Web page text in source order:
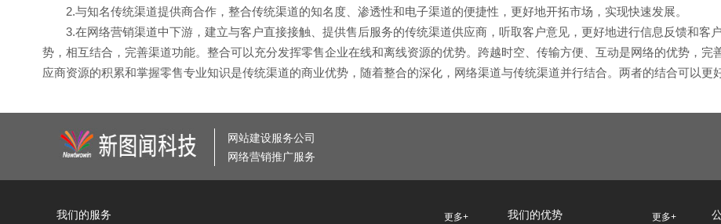
2.与知名传统渠道提供商合作，整合传统渠道的知名度、渗透性和电子渠道的便捷性，更好地开拓市场，实现快速发展。
3.在网络营销渠道中下游，建立与客户直接接触、提供售后服务的传统渠道供应商，听取客户意见，更好地进行信息反馈和客
势，相互结合，完善渠道功能。整合可以充分发挥零售企业在线和离线资源的优势。跨越时空、传输方便、互动是网络的优势，
应商资源的积累和掌握零售专业知识是传统渠道的商业优势，随着整合的深化，网络渠道与传统渠道并行结合。两者的结合可以更
网站建设服务公司
网络营销推广服务
我们的服务 更多+ 我们的优势 更多+